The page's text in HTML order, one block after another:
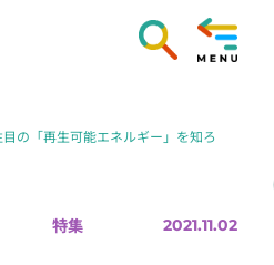
の「再生可能エネルギー」を知ろ
特集 2021.11.02